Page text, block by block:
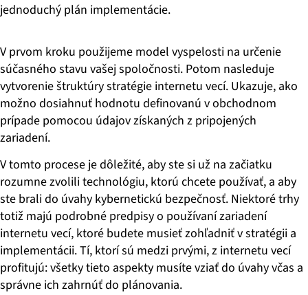
jednoduchý plán implementácie.
V prvom kroku použijeme model vyspelosti na určenie
súčasného stavu vašej spoločnosti. Potom nasleduje
vytvorenie štruktúry stratégie internetu vecí. Ukazuje, ako
možno dosiahnuť hodnotu definovanú v obchodnom
prípade pomocou údajov získaných z pripojených
zariadení.
V tomto procese je dôležité, aby ste si už na začiatku
rozumne zvolili technológiu, ktorú chcete používať, a aby
ste brali do úvahy kybernetickú bezpečnosť. Niektoré trhy
totiž majú podrobné predpisy o používaní zariadení
internetu vecí, ktoré budete musieť zohľadniť v stratégii a
implementácii. Tí, ktorí sú medzi prvými, z internetu vecí
profitujú: všetky tieto aspekty musíte vziať do úvahy včas a
správne ich zahrnúť do plánovania.